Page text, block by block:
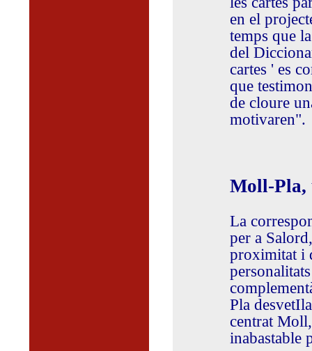
en el
temps que
del
cartes ' es
que
de cloure
motivaren".
Moll-Pla,
La
per a
proximitat i
Pla
centrat
inabastable